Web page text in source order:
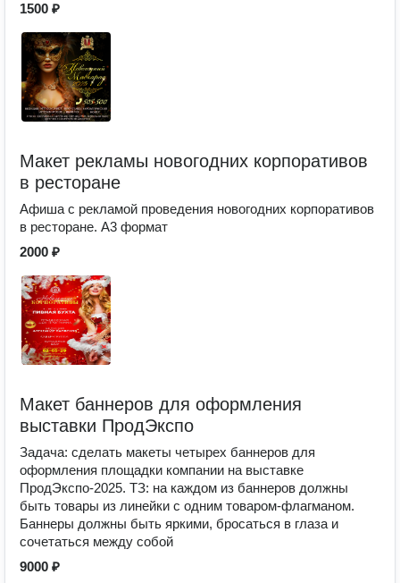
1500 ₽
Макет рекламы новогодних корпоративов
в ресторане
Афиша с рекламой проведения новогодних корпоративов
в ресторане. А3 формат
2000 ₽
Макет баннеров для оформления
выставки ПродЭкспо
Задача: сделать макеты четырех баннеров для
оформления площадки компании на выставке
ПродЭкспо-2025. ТЗ: на каждом из баннеров должны
быть товары из линейки с одним товаром-флагманом.
Баннеры должны быть яркими, бросаться в глаза и
сочетаться между собой
9000 ₽